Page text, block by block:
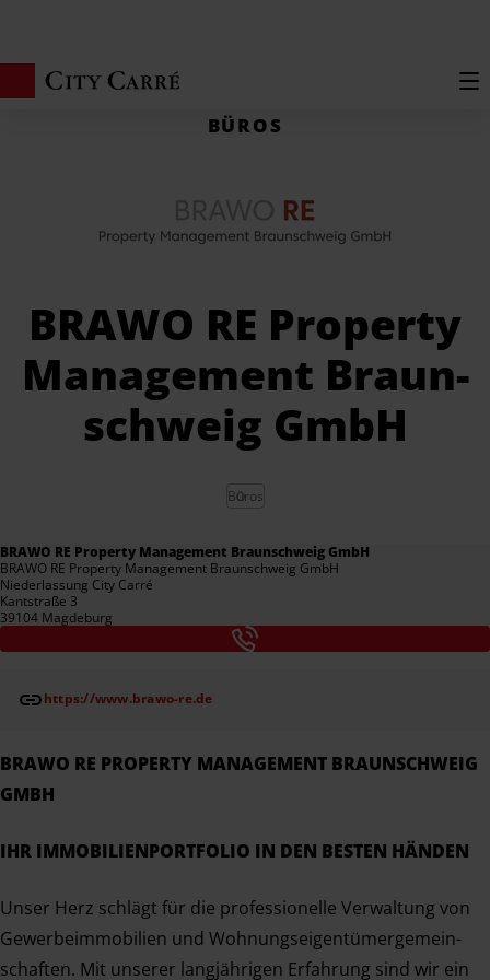
BÜROS
BRAWO RE Property
Manage­ment Braun­
schweig GmbH
Büros
BRAWO RE Property Management Braunschweig GmbH
BRAWO RE Property Management Braunschweig GmbH
Niederlassung City Carré
Kantstraße 3
39104 Magdeburg
https://www.brawo-re.de
BRAWO RE PROPERTY MANAGEMENT BRAUNSCHWEIG
GMBH
IHR IMMO­BI­LI­EN­PORT­FOLIO IN DEN BESTEN HÄNDEN
Unser Herz schlägt für die professionelle Verwaltung von
Gewer­be­im­mo­bi­lien und Wohnungs­ei­gen­tü­mer­ge­mein­
schaften. Mit unserer langjährigen Erfahrung sind wir ein